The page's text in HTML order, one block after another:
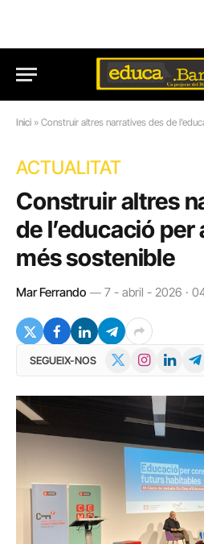
Inici » Construir altres narratives des de
ACTUALITAT
Construir altres
de l’educació per
més sostenible
Mar Ferrando 7 - abril - 2026 ·
SEGUEIX-NOS InstagramLinkedIn